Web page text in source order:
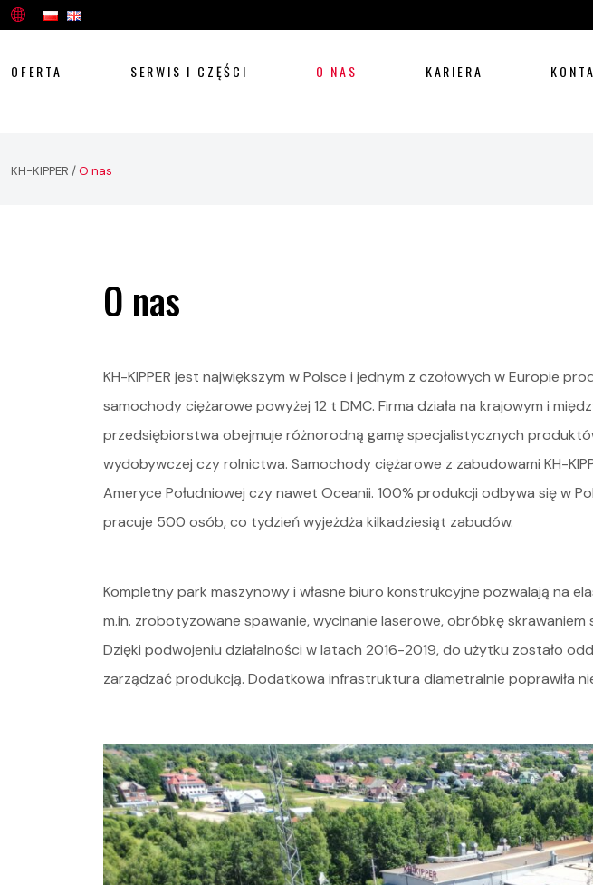
OFERTA SERWIS I CZĘŚCI O NAS KARIERA
KH-KIPPER /O nas
O nas
KH-KIPPER jest największym w Polsce i jednym z czołowych w Europie
samochody ciężarowe powyżej 12 t DMC. Firma działa na krajowym i
przedsiębiorstwa obejmuje różnorodną gamę specjalistycznych
wydobywczej czy rolnictwa. Samochody ciężarowe z zabudowami KH-
Ameryce Południowej czy nawet Oceanii. 100% produkcji odbywa się w
pracuje 500 osób, co tydzień wyjeżdża kilkadziesiąt zabudów.
Kompletny park maszynowy i własne biuro konstrukcyjne pozwalają na
m.in. zrobotyzowane spawanie, wycinanie laserowe, obróbkę
Dzięki podwojeniu działalności w latach 2016-2019, do użytku zostało
zarządzać produkcją. Dodatkowa infrastruktura diametralnie poprawiła